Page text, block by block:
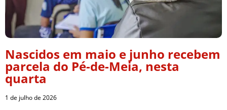
Nascidos em maio e junho recebem
parcela do Pé-de-Meia, nesta
quarta
1 de julho de 2026